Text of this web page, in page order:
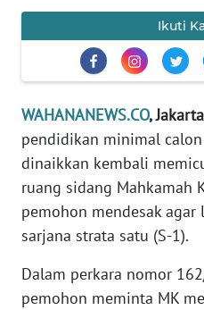
Ikuti
WAHANANEWS.CO,
pendidikan minimal calon
dinaikkan kembali
ruang sidang Mahkamah
pemohon mendesak
sarjana strata satu (S-1).
Dalam perkara nomor
pemohon meminta MK
EDITORIAL
Informasi
INDEKS
KONTAK